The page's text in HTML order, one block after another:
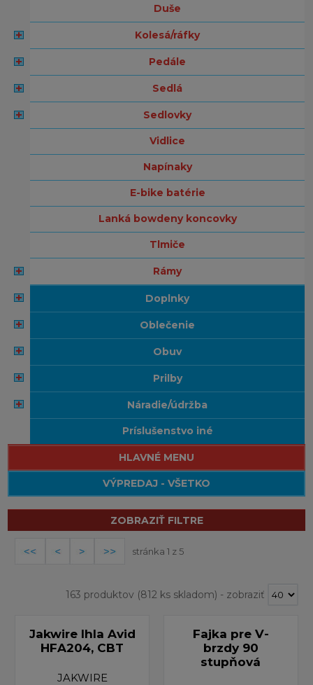
duše
kolesá/ráfky
pedále
sedlá
sedlovky
vidlice
napínaky
e-bike batérie
lanká bowdeny koncovky
tlmiče
rámy
doplnky
oblečenie
obuv
prilby
náradie/údržba
príslušenstvo iné
HLAVNÉ MENU
VÝPREDAJ - VŠETKO
ZOBRAZIŤ FILTRE
stránka 1 z 5
163 produktov(812 ks skladom) - zobraziť
Jakwire Ihla Avid
HFA204, CBT
JAKWIRE
Fajka pre V-
brzdy 90
stupňová